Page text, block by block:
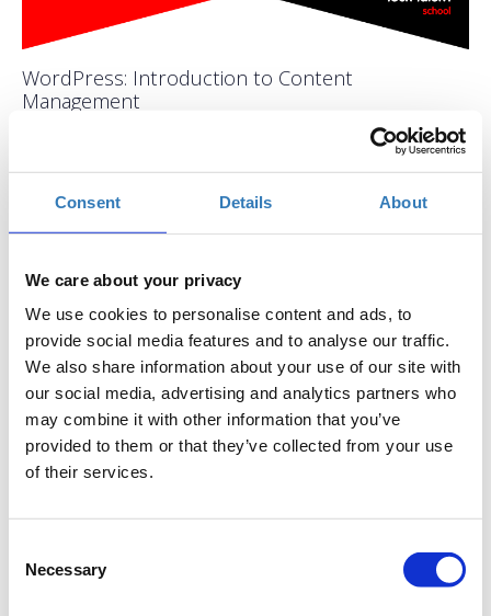
Consent Details About
We care about your privacy
We use cookies to personalise content and ads, to
provide social media features and to analyse our traffic.
We also share information about your use of our site with
our social media, advertising and analytics partners who
may combine it with other information that you’ve
provided to them or that they’ve collected from your use
of their services.
Selection
Necessary
WordPress: Introduction to Content
Management
Δευτέρα, 2 Οκτωβρίου 2017 10:30 πμ
Προσθήκη στο ημερολόγιό σας
Found.ation, Αθήνα
Συμμετοχή Η περίοδος εγγραφών έχει λήξει.
συμμετέχοντες πώς μπορούν να δημιουργήσουν με
ευκολία αλλά και αποτελεσματικότητα περιεχόμενο,